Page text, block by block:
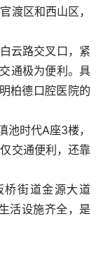
渡区和西山区，
云路交叉口，紧
通极为便利。具
柏德口腔医院的
池时代A座3楼，
交通便利，还靠
桥街道金源大道
活设施齐全，是